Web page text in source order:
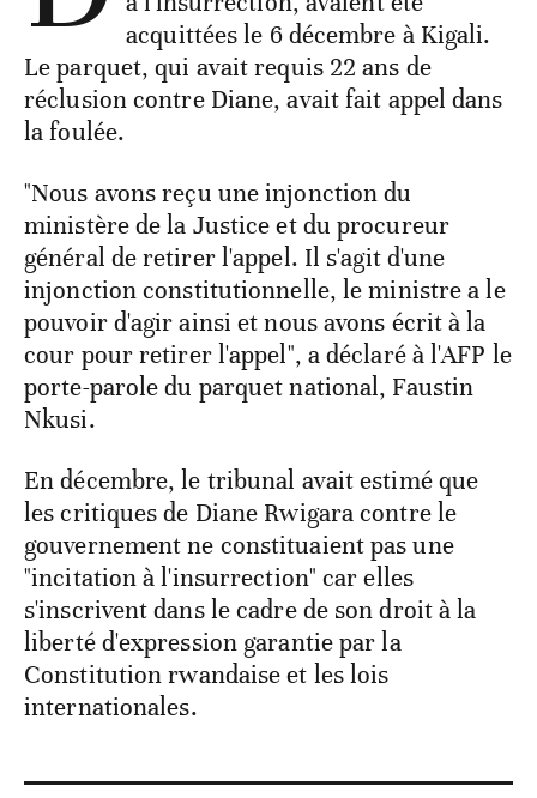
acquittées le 6 décembre à Kigali.
Le parquet, qui avait requis 22 ans de
réclusion contre Diane, avait fait appel dans
la foulée.
"Nous avons reçu une injonction du
ministère de la Justice et du procureur
général de retirer l'appel. Il s'agit d'une
injonction constitutionnelle, le ministre a le
pouvoir d'agir ainsi et nous avons écrit à la
cour pour retirer l'appel", a déclaré à l'AFP le
porte-parole du parquet national, Faustin
Nkusi.
En décembre, le tribunal avait estimé que
les critiques de Diane Rwigara contre le
gouvernement ne constituaient pas une
"incitation à l'insurrection" car elles
s'inscrivent dans le cadre de son droit à la
liberté d'expression garantie par la
Constitution rwandaise et les lois
internationales.